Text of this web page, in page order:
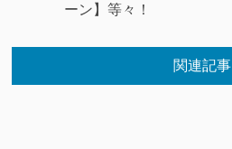
ーン】等々！
関連記事